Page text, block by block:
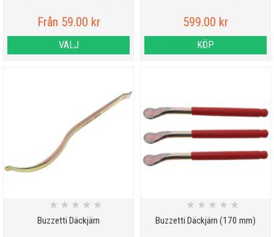
Från 59.00 kr
VÄLJ
599.00 kr
KÖP
Buzzetti Däckjärn
★ ★ ★ ★ ★
Buzzetti Däckjärn (170 mm)
★ ★ ★ ★ ★